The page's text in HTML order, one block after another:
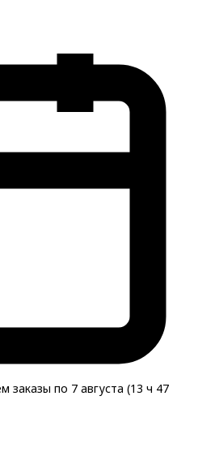
заказы по 7 августа (13 ч 47